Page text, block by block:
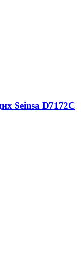
Seinsa D7172C